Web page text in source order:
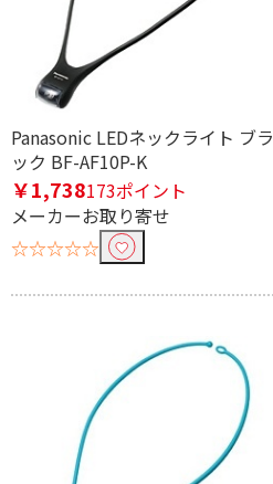
Panasonic LEDネックライト ブラ
ック BF-AF10P-K
￥1,738173ポイント
メーカーお取り寄せ
☆☆☆☆☆